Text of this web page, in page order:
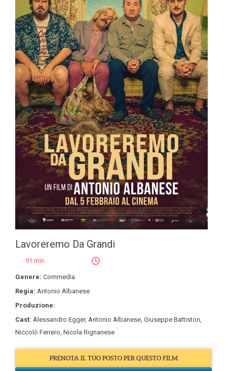
Lavoreremo Da Grandi
91 min
Genere: Commedia
Regia: Antonio Albanese
Produzione:
Cast: Alessandro Egger, Antonio Albanese, Giuseppe Battiston,
Niccolò Ferrero, Nicola Rignanese
PRENOTA IL TUO POSTO PER QUESTO FILM